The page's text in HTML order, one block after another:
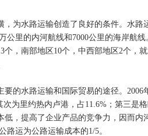
，为水路运输创造了良好的条件。水
公里的内河航线和7000公里的海岸航
个，南部地区10个，中西部地区2个，
要的水路运输和国际贸易的途径。
次为里约热内卢港，占11.6%；第三是
低，提高了企业产品的竞争力，因而
路运为公路运输成本的1/5。